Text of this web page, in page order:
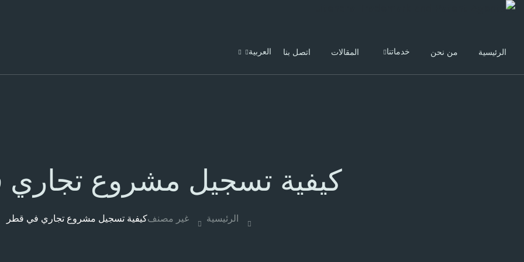
الرئيسية من نحن خدماتنا المقالات اتصل بنا العربية
كيفية تسجيل مشروع
الرئيسية غير مصنفكيفية تسجيل مشروع تجاري في قطر